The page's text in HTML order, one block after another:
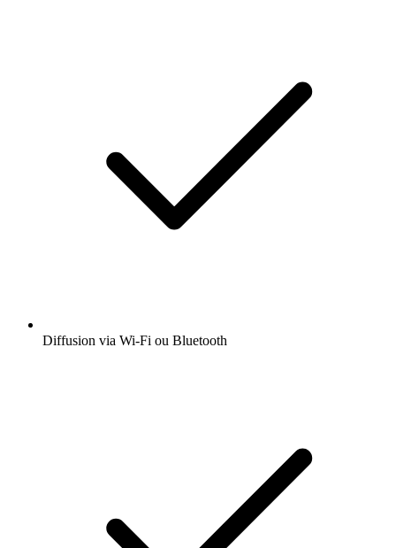
Diffusion via Wi-Fi ou Bluetooth